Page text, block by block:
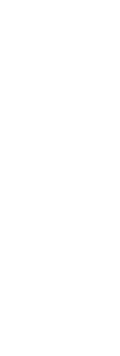
Övriga
Taxor